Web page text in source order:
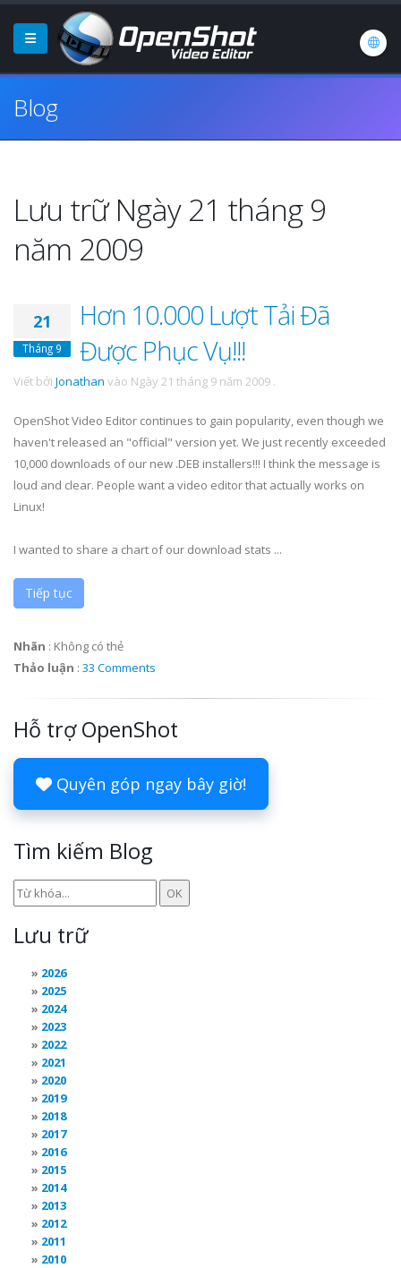
Blog
Lưu trữ Ngày 21 tháng 9
năm 2009
21
Tháng 9
Hơn 10.000 Lượt Tải Đã
Được Phục Vụ!!!
Viết bởi Jonathan vào Ngày 21 tháng 9 năm 2009 .
OpenShot Video Editor continues to gain popularity, even though we
haven't released an "official" version yet. We just recently exceeded
10,000 downloads of our new .DEB installers!!! I think the message is
loud and clear. People want a video editor that actually works on
Linux!
I wanted to share a chart of our download stats ...
Tiếp tục
Nhãn : Không có thẻ
Thảo luận : 33 Comments
Hỗ trợ OpenShot
Quyên góp ngay bây giờ!
Tìm kiếm Blog
Lưu trữ
2026
2025
2024
2023
2022
2021
2020
2019
2018
2017
2016
2015
2014
2013
2012
2011
2010